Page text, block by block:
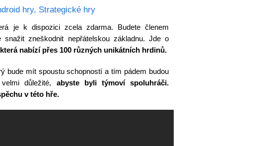
hry, Strategické hry
je k dispozici zcela zdarma. Budete členem
zneškodnit nepřátelskou základnu. Jde o
která nabízí přes 100 různých unikátních hrdinů.
bude mít spoustu schopností a tím pádem budou
důležité, abyste byli týmoví spoluhráči.
v této hře.